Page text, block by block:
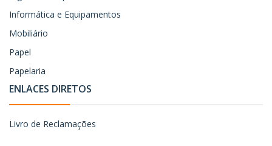
Informática e Equipamentos
Mobiliário
Papel
Papelaria
ENLACES DIRETOS
Livro de Reclamações